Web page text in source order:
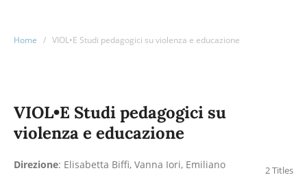
Home / VIOL•E Studi pedagogici su violenza e educazione
VIOL•E Studi pedagogici su
violenza e educazione
2 Titles
Direzione: Elisabetta Biffi, Vanna Iori, Emiliano